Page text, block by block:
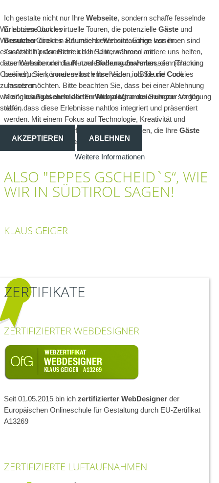
Ich gestalte nicht nur Ihre Webseite, sondern schaffe fesselnde
Erlebnisse durch virtuelle Touren, die potenzielle Gäste und
Besucherdirekt in Räumlichkeiten eintauchen lassen.
Zusätzlich präsentiere ich Ihr Unternehmen mit
atemberaubendenLuft- undBodenaufnahmen, die nicht nur
beeindrucken, sondern auch Ihre Vision in Bild und Code
umsetzen.
Meinemaßgeschneiderten Webprogrammierungensorgen
dafür, dass diese Erlebnisse nahtlos integriert und präsentiert
werden. Mit einem Fokus auf Technologie, Kreativität und
Nutzererfahrung schaffe ich so digitale Welten, die Ihre Gäste
und Kunden begeistern und faszinieren
ALSO "EPPES GSCHEID`S“, WIE
WIR IN SÜDTIROL SAGEN!
KLAUS GEIGER
ZERTIFIKATE
ZERTIFIZIERTER WEBDESIGNER
Seit 01.05.2015 bin ich zertifizierter WebDesigner der
Europäischen Onlineschule für Gestaltung durch EU-Zertifikat
A13269
ZERTIFIZIERTE LUFTAUFNAHMEN
Wir nutzen Cookies
Wir nutzen Cookies auf unserer Website. Einige von ihnen sind
essenziell für den Betrieb der Seite, während andere uns helfen,
diese Website und die Nutzererfahrung zu verbessern (Tracking
Cookies). Sie können selbst entscheiden, ob Sie die Cookies
zulassen möchten. Bitte beachten Sie, dass bei einer Ablehnung
womöglich nicht mehr alle Funktionalitäten der Seite zur Verfügung
stehen.
AKZEPTIEREN ABLEHNEN
Weitere Informationen